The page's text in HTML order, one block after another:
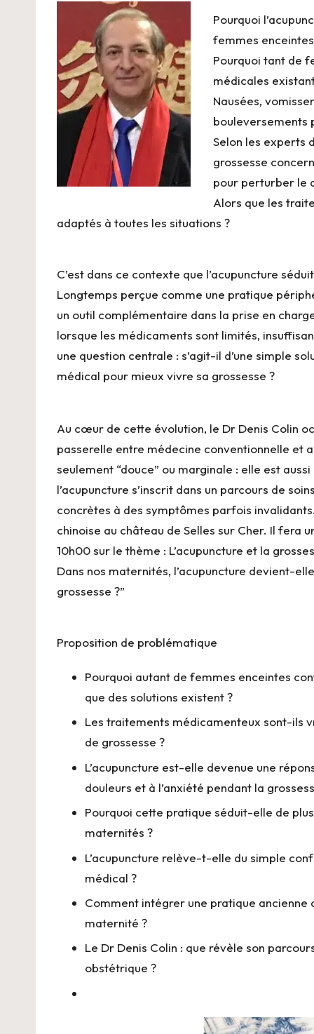
Pourquoi
femmes
Pourquoi tant de
médicales
Nausées,
bouleversements
Selon les experts
grossesse
pour perturber le
Alors que les
adaptés à toutes les situations ?
C’est dans ce contexte que l’acupuncture
Longtemps perçue comme une pratique
un outil complémentaire dans la prise en
lorsque les médicaments sont limités,
une question centrale : s’agit-il d’une simple
médical pour mieux vivre sa grossesse ?
Au cœur de cette évolution, le Dr Denis Colin
passerelle entre médecine conventionnelle et
seulement “douce” ou marginale : elle est
l’acupuncture s’inscrit dans un parcours de
concrètes à des symptômes parfois
chinoise au château de Selles sur Cher. Il fera
10h00 sur le thème : L’acupuncture et la
Dans nos maternités, l’acupuncture devient-
grossesse ?”
Proposition de problématique
Pourquoi autant de femmes enceintes
que des solutions existent ?
Les traitements médicamenteux sont-ils
de grossesse ?
L’acupuncture est-elle devenue une
douleurs et à l’anxiété pendant la
Pourquoi cette pratique séduit-elle de
maternités ?
L’acupuncture relève-t-elle du simple
médical ?
Comment intégrer une pratique
maternité ?
Le Dr Denis Colin : que révèle son
obstétrique ?